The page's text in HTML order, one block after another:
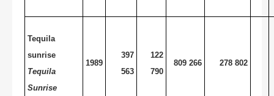
Tequila
sunrise
Tequila
Sunrise
1989
397
563
122
790
809 266 278 802